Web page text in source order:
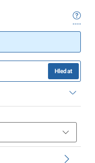
Hledat